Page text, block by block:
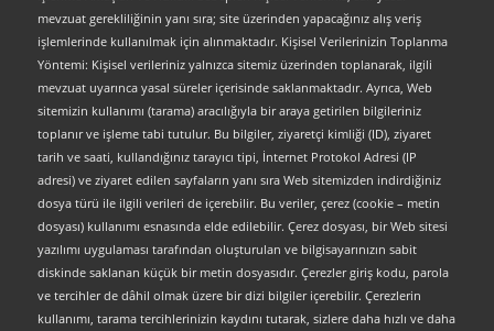
mevzuat gerekliliğinin yanı sıra; site üzerinden yapacağınız alış veriş
işlemlerinde kullanılmak için alınmaktadır. Kişisel Verilerinizin Toplanma
Yöntemi: Kişisel verileriniz yalnızca sitemiz üzerinden toplanarak, ilgili
mevzuat uyarınca yasal süreler içerisinde saklanmaktadır. Ayrıca, Web
sitemizin kullanımı (tarama) aracılığıyla bir araya getirilen bilgileriniz
toplanır ve işleme tabi tutulur. Bu bilgiler, ziyaretçi kimliği (ID), ziyaret
tarih ve saati, kullandığınız tarayıcı tipi, İnternet Protokol Adresi (IP
adresi) ve ziyaret edilen sayfaların yanı sıra Web sitemizden indirdiğiniz
dosya türü ile ilgili verileri de içerebilir. Bu veriler, çerez (cookie – metin
dosyası) kullanımı esnasında elde edilebilir. Çerez dosyası, bir Web sitesi
yazılımı uygulaması tarafından oluşturulan ve bilgisayarınızın sabit
diskinde saklanan küçük bir metin dosyasıdır. Çerezler giriş kodu, parola
ve tercihler de dâhil olmak üzere bir dizi bilgiler içerebilir. Çerezlerin
kullanımı, tarama tercihlerinizin kaydını tutarak, sizlere daha hızlı ve daha